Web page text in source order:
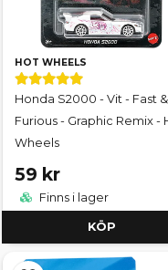
HOT WHEELS
Honda S2000 - Vit - Fast &
Furious - Graphic Remix -
Wheels
59 kr
Finns i lager
KÖP